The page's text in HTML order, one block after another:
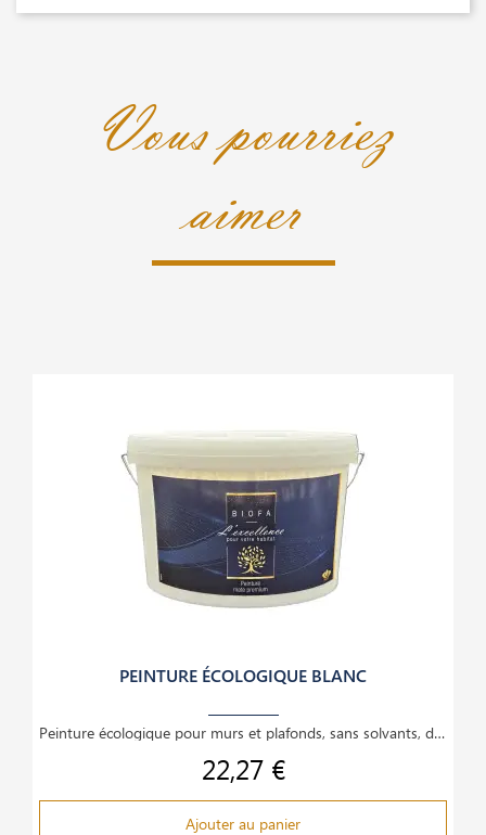
Vous pourriez
aimer
PEINTURE ÉCOLOGIQUE BLANC
Peinture écologique pour murs et plafonds, sans solvants, dilution à l’eau, couvrante,
Prix
22,27 €
Ajouter au panier